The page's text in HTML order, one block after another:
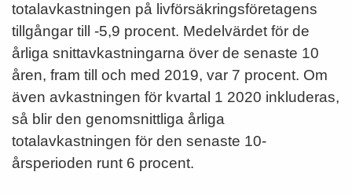
totalavkastningen på livförsäkringsföretagens
tillgångar till -5,9 procent. Medelvärdet för de
årliga snittavkastningarna över de senaste 10
åren, fram till och med 2019, var 7 procent. Om
även avkastningen för kvartal 1 2020 inkluderas,
så blir den genomsnittliga årliga
totalavkastningen för den senaste 10-
årsperioden runt 6 procent.